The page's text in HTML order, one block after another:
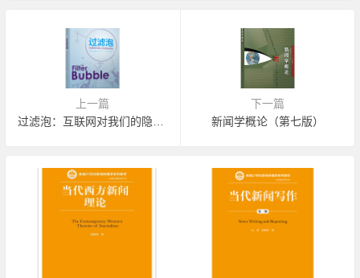
上一篇
下一篇
新闻学概论（第七版）